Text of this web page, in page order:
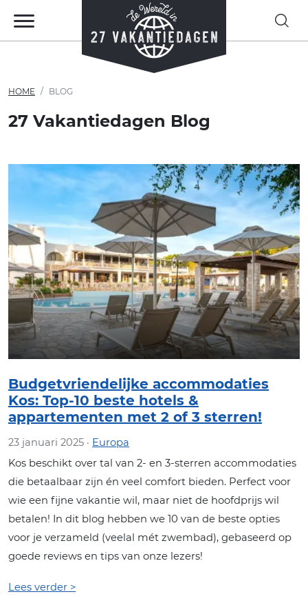
HOME BLOG
27 Vakantiedagen Blog
Budgetvriendelijke accommodaties
Kos: Top-10 beste hotels &
appartementen met 2 of 3 sterren!
23 januari 2025 · Europa
Kos beschikt over tal van 2- en 3-sterren accommodaties
die betaalbaar zijn én veel comfort bieden. Perfect voor
wie een fijne vakantie wil, maar niet de hoofdprijs wil
betalen! In dit blog hebben we 10 van de beste opties
voor je verzameld (veelal mét zwembad), gebaseerd op
goede reviews en tips van onze lezers!
Lees verder >